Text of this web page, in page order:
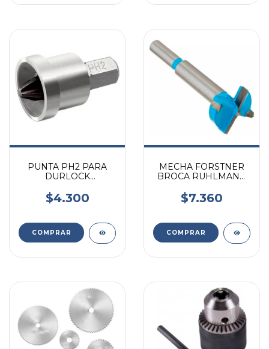
PUNTA PH2 PARA
DURLOCK
$4.300
MECHA FORSTNER
BROCA RUHLMANN
$7.360